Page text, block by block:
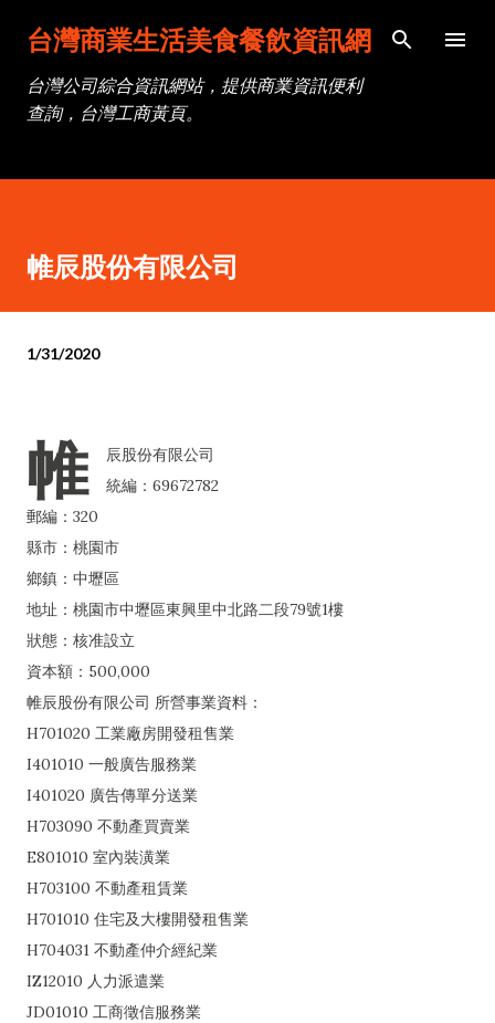
跳到主要內容
台灣商業生活美食餐飲資訊網
台灣公司綜合資訊網站，提供商業資訊便利
查詢，台灣工商黃頁。
帷辰股份有限公司
1/31/2020
帷
辰股份有限公司
統編：69672782
郵編：320
縣市：桃園市
鄉鎮：中壢區
地址：桃園市中壢區東興里中北路二段79號1樓
狀態：核准設立
資本額：500,000
帷辰股份有限公司 所營事業資料：
H701020 工業廠房開發租售業
I401010 一般廣告服務業
I401020 廣告傳單分送業
H703090 不動產買賣業
E801010 室內裝潢業
H703100 不動產租賃業
H701010 住宅及大樓開發租售業
H704031 不動產仲介經紀業
IZ12010 人力派遣業
JD01010 工商徵信服務業